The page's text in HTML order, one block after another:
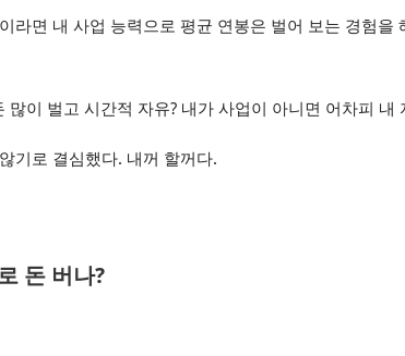
라면 내 사업 능력으로 평균 연봉은 벌어 보는 경험을
많이 벌고 시간적 자유? 내가 사업이 아니면 어차피 내
기로 결심했다. 내꺼 할꺼다.
돈 버나?